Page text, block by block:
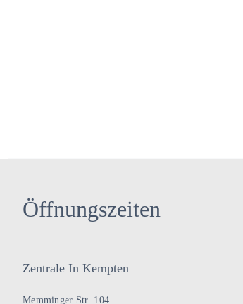
Öffnungszeiten
Zentrale In Kempten
Memminger Str. 104